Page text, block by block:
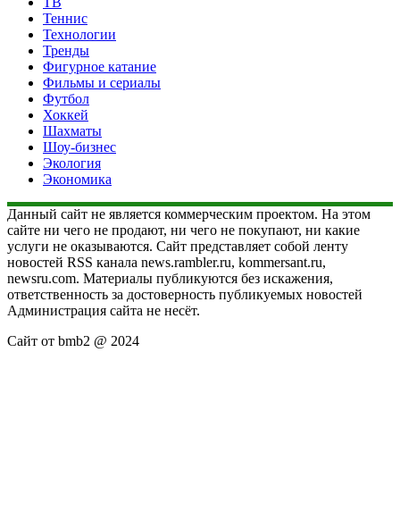
Теннис
Технологии
Тренды
Фигурное катание
Фильмы и сериалы
Футбол
Хоккей
Шахматы
Шоу-бизнес
Экология
Экономика
Данный сайт не является коммерческим проектом. На этом
сайте ни чего не продают, ни чего не покупают, ни какие
услуги не оказываются. Сайт представляет собой ленту
новостей RSS канала news.rambler.ru, kommersant.ru,
newsru.com. Материалы публикуются без искажения,
ответственность за достоверность публикуемых новостей
Администрация сайта не несёт.
Сайт от bmb2 @ 2024